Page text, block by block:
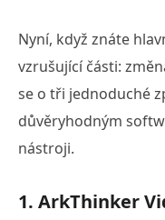
Nyní, když znáte
vzrušující části:
se o tři jednoduché
důvěryhodným
nástroji.
1. ArkThinker